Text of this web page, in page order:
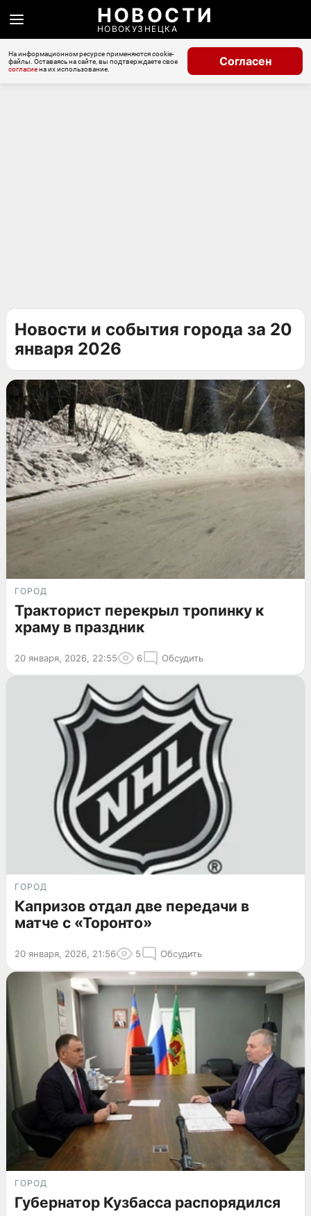
НОВОСТИ
НОВОКУЗНЕЦКА
На информационном ресурсе применяются cookie-
файлы. Оставаясь на сайте, вы подтверждаете свое
согласиена их использование.
Согласен
Новости и события города за 20
января 2026
ГОРОД
Тракторист перекрыл тропинку к
храму в праздник
20 января, 2026, 22:55 6 Обсудить
ГОРОД
Капризов отдал две передачи в
матче с «Торонто»
20 января, 2026, 21:56 5 Обсудить
ГОРОД
Губернатор Кузбасса распорядился